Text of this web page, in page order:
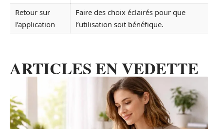
Retour sur
l’application
Faire des choix éclairés pour que
l’utilisation soit bénéfique.
ARTICLES EN VEDETTE